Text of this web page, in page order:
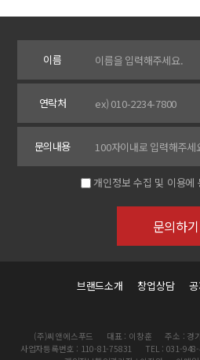
이름
연락처
문의내용
개인정보 수집 및 이용에
브랜드소개 창업상담
(주)씨앤에스푸드 대표 : 이창훈
주소 : 경
사업자등록번호 : 110-81-75831
TEL : 031-